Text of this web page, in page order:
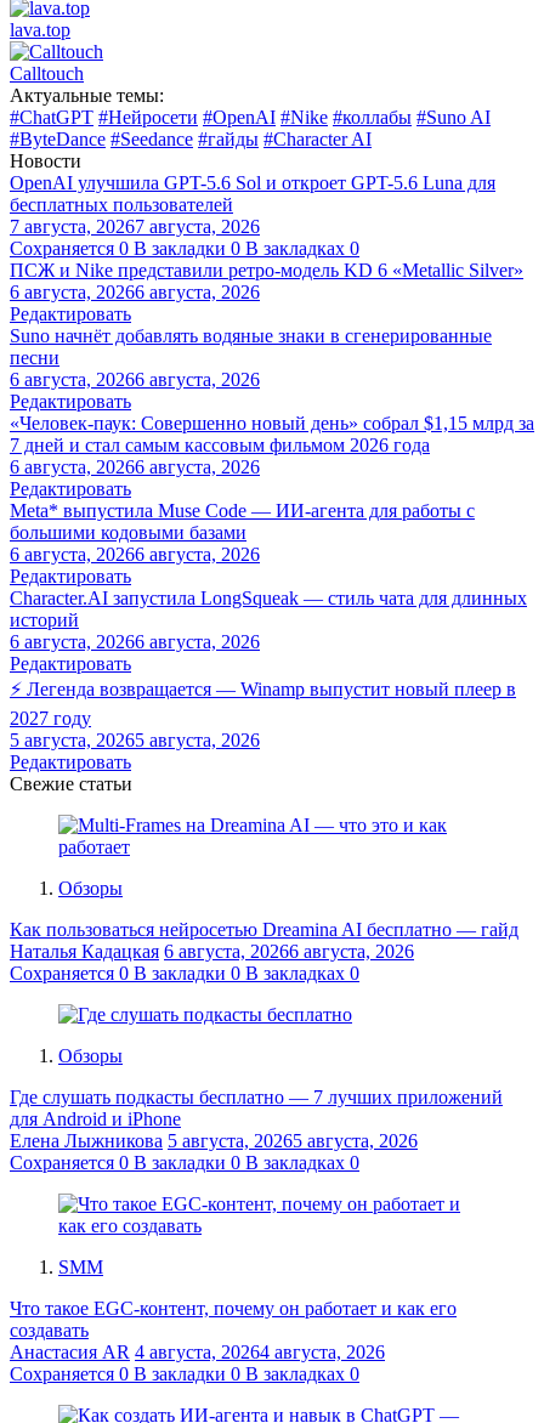
lava.top
Calltouch
Актуальные темы:
#ChatGPT #Нейросети #OpenAI #Nike #коллабы #Suno AI
#ByteDance #Seedance #гайды #Character AI
Новости
OpenAI улучшила GPT-5.6 Sol и откроет GPT-5.6 Luna для
бесплатных пользователей
7 августа, 20267 августа, 2026
Сохраняется 0 В закладки 0 В закладках 0
ПСЖ и Nike представили ретро-модель KD 6 «Metallic Silver»
6 августа, 20266 августа, 2026
Редактировать
Suno начнёт добавлять водяные знаки в сгенерированные
песни
6 августа, 20266 августа, 2026
Редактировать
«Человек-паук: Совершенно новый день» собрал $1,15 млрд за
7 дней и стал самым кассовым фильмом 2026 года
6 августа, 20266 августа, 2026
Редактировать
Meta* выпустила Muse Code — ИИ-агента для работы с
большими кодовыми базами
6 августа, 20266 августа, 2026
Редактировать
Character.AI запустила LongSqueak — стиль чата для длинных
историй
6 августа, 20266 августа, 2026
Редактировать
⚡ Легенда возвращается — Winamp выпустит новый плеер в
2027 году
5 августа, 20265 августа, 2026
Редактировать
Свежие статьи
Обзоры
Как пользоваться нейросетью Dreamina AI бесплатно — гайд
Наталья Кадацкая 6 августа, 20266 августа, 2026
Сохраняется 0 В закладки 0 В закладках 0
Обзоры
Где слушать подкасты бесплатно — 7 лучших приложений
для Android и iPhone
Елена Лыжникова 5 августа, 20265 августа, 2026
Сохраняется 0 В закладки 0 В закладках 0
SMM
Что такое EGC-контент, почему он работает и как его
создавать
Анастасия AR 4 августа, 20264 августа, 2026
Сохраняется 0 В закладки 0 В закладках 0